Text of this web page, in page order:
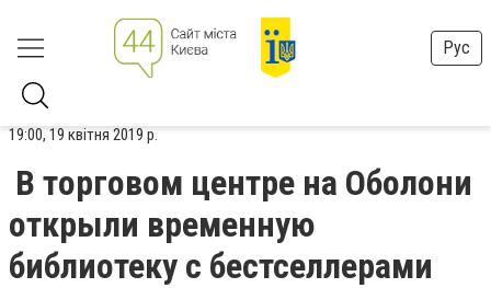
Рус
19:00, 19 квітня 2019 р.
В торговом центре на Оболони
открыли временную
библиотеку с бестселлерами